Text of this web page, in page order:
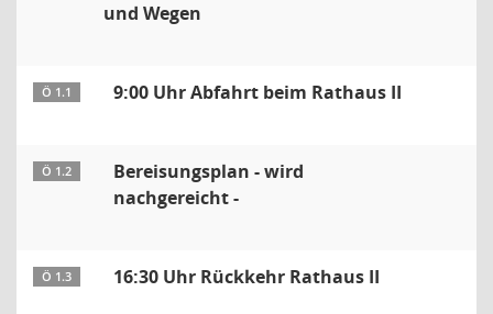
und Wegen
Ö 1.1 9:00 Uhr Abfahrt beim Rathaus II
Ö 1.2
Bereisungsplan - wird
nachgereicht -
Ö 1.3 16:30 Uhr Rückkehr Rathaus II